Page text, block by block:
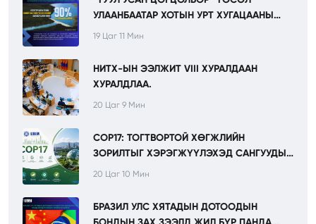
УЛААНБААТАР ХОТЫН УРТ ХУГАЦААНЫ
УСАН ХАНГАМЖИЙН СУУРИЙГ
19 Цаг 11 Мин
НИТХ-ЫН ЭЭЛЖИТ VIII ХУРАЛДААН
ХУРАЛДЛАА.
20 Цаг 9 Мин
COP17: ТОГТВОРТОЙ ХӨГЖЛИЙН
ЗОРИЛТЫГ ХЭРЭГЖҮҮЛЭХЭД САНГУУДЫН
ҮҮРЭГ НЭМЭГДЭЖ БАЙНА.
20 Цаг 10 Мин
БРАЗИЛ УЛС ХЯТАДЫН ДОТООДЫН